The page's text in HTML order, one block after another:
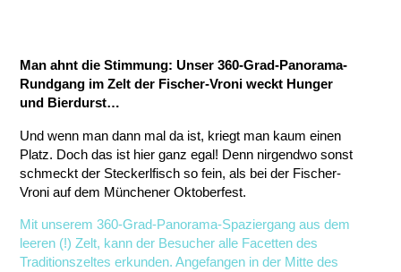
Man ahnt die Stimmung: Unser 360-Grad-Panorama-
Rundgang im Zelt der Fischer-Vroni weckt Hunger
und Bierdurst…
Und wenn man dann mal da ist, kriegt man kaum einen
Platz. Doch das ist hier ganz egal! Denn nirgendwo sonst
schmeckt der Steckerlfisch so fein, als bei der Fischer-
Vroni auf dem Münchener Oktoberfest.
Mit unserem 360-Grad-Panorama-Spaziergang aus dem
leeren (!) Zelt, kann der Besucher alle Facetten des
Traditionszeltes erkunden. Angefangen in der Mitte des